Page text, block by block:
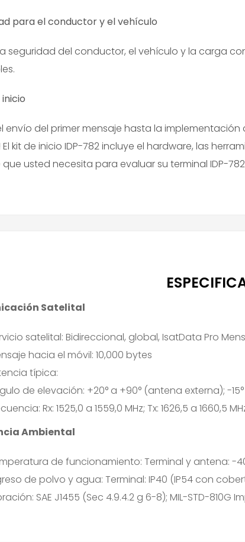
para el conductor y el vehículo
seguridad del conductor, el vehículo y la carga
envío del primer mensaje hasta la
El kit de inicio IDP-782 incluye el hardware, las
usted necesita para evaluar su terminal IDP-
Satelital
satelital: Bidireccional, global, IsatData Pro
hacia el móvil: 10,000 bytes
típica:
de elevación: +20° a +90° (antena externa); -
Rx: 1525,0 a 1559,0 MHz; Tx: 1626,5 a 1660,5
Ambiental
de funcionamiento: Terminal y antena: -
de polvo y agua: Terminal: IP40 (IP54 con
SAE J1455 (Sec 4.9.4.2 g 6-8); MIL-STD-810G